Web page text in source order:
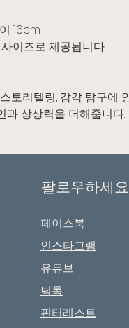
16cm
이즈로 제공됩니다.
토리텔링, 감각 탐구에
과 상상력을 더해줍니다.
팔로우하세요
페이스북
인스타그램
유튜브
틱톡
핀터레스트